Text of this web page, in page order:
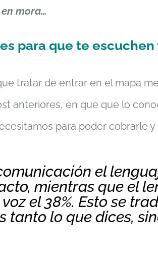
mora…
para que te
tratar de entrar en el mapa
anteriores, en que que lo
para poder cobrarle
el
mientras que el
el 38%. Esto se
tanto lo que dices,